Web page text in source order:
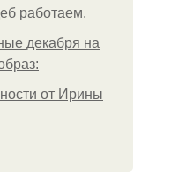
работаем.
декабря на
от Ирины